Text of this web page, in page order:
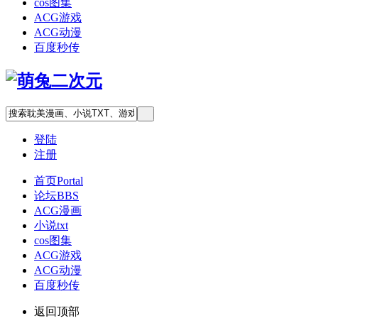
cos图集
ACG游戏
ACG动漫
百度秒传
登陆
注册
首页Portal
论坛BBS
ACG漫画
小说txt
cos图集
ACG游戏
ACG动漫
百度秒传
返回顶部